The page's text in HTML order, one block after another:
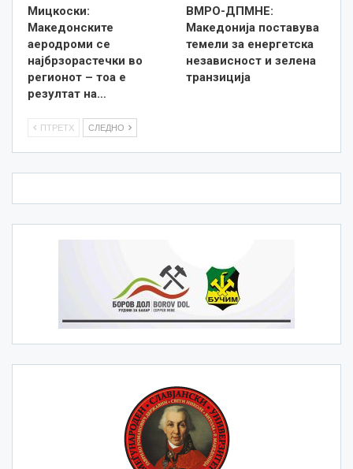
Мицкоски:
Македонските
аеродроми се
најбрзорастечки во
регионот – тоа е
резултат на…
ВМРО-ДПМНЕ:
Македонија поставува
темели за енергетска
независност и зелена
транзиција
ПТРЕТХ СЛЕДНО